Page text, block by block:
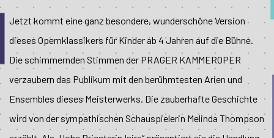
Jetzt kommt eine ganz besondere, wunderschöne Version
dieses Opernklassikers für Kinder ab 4 Jahren auf die Bühne.
Die schimmernden Stimmen der PRAGER KAMMEROPER
verzaubern das Publikum mit den berühmtesten Arien und
Ensembles dieses Meisterwerks. Die zauberhafte Geschichte
wird von der sympathischen Schauspielerin Melinda Thompson